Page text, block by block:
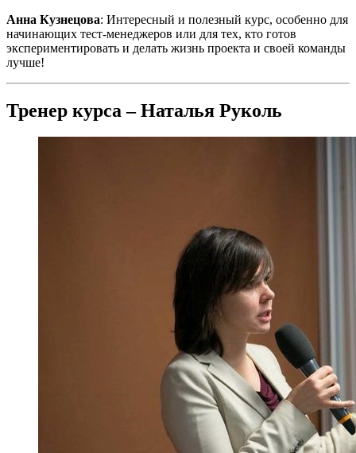
Анна Кузнецова: Интересный и полезный курс, особенно для
начинающих тест-менеджеров или для тех, кто готов
экспериментировать и делать жизнь проекта и своей команды
лучше!
Тренер курса – Наталья Руколь